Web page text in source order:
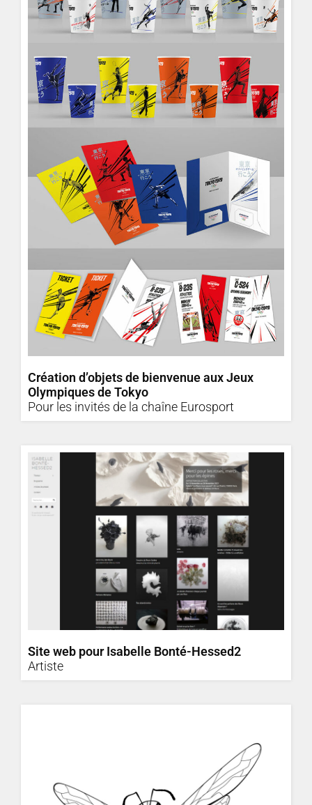
Création d’objets de bienvenue aux Jeux
Olympiques de Tokyo
Pour les invités de la chaîne Eurosport
Site web pour Isabelle Bonté-Hessed2
Artiste